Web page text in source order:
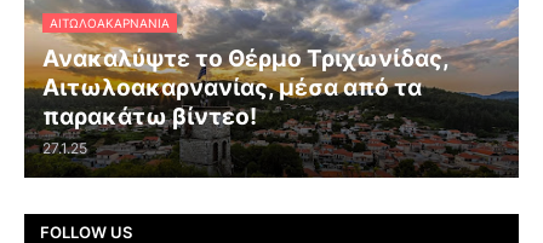
ΑΙΤΩΛΟΑΚΑΡΝΑΝΊΑ
Ανακαλύψτε το Θέρμο Τριχωνίδας,
Αιτωλοακαρνανίας, μέσα από τα
παρακάτω βίντεο!
27.1.25
FOLLOW US